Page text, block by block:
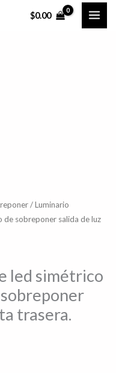
$0.00
/ Luminario
sobreponer salida de luz
led simétrico
trasera.